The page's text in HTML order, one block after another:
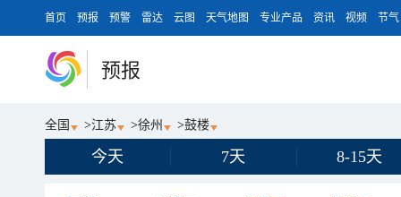
首页 预报 预警 雷达 云图 天气地图 专业产品 资讯 视频 节气
预报
全国 >江苏 >徐州 >鼓楼
今天 7天 8-15天